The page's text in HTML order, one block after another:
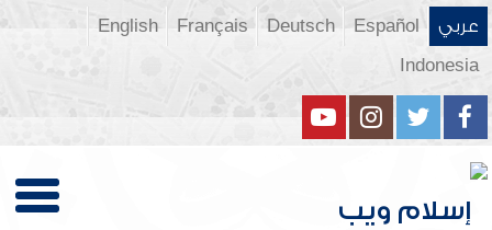
عربي Español
Deutsch
Français
English
Indonesia